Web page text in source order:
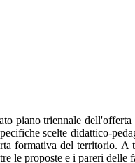
piano triennale
scelte didattico-
formativa del territorio.
le proposte e i pareri delle